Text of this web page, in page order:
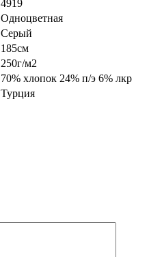
4919
Одноцветная
Серый
185см
250г/м2
70% хлопок 24% п/э 6% лкр
Турция